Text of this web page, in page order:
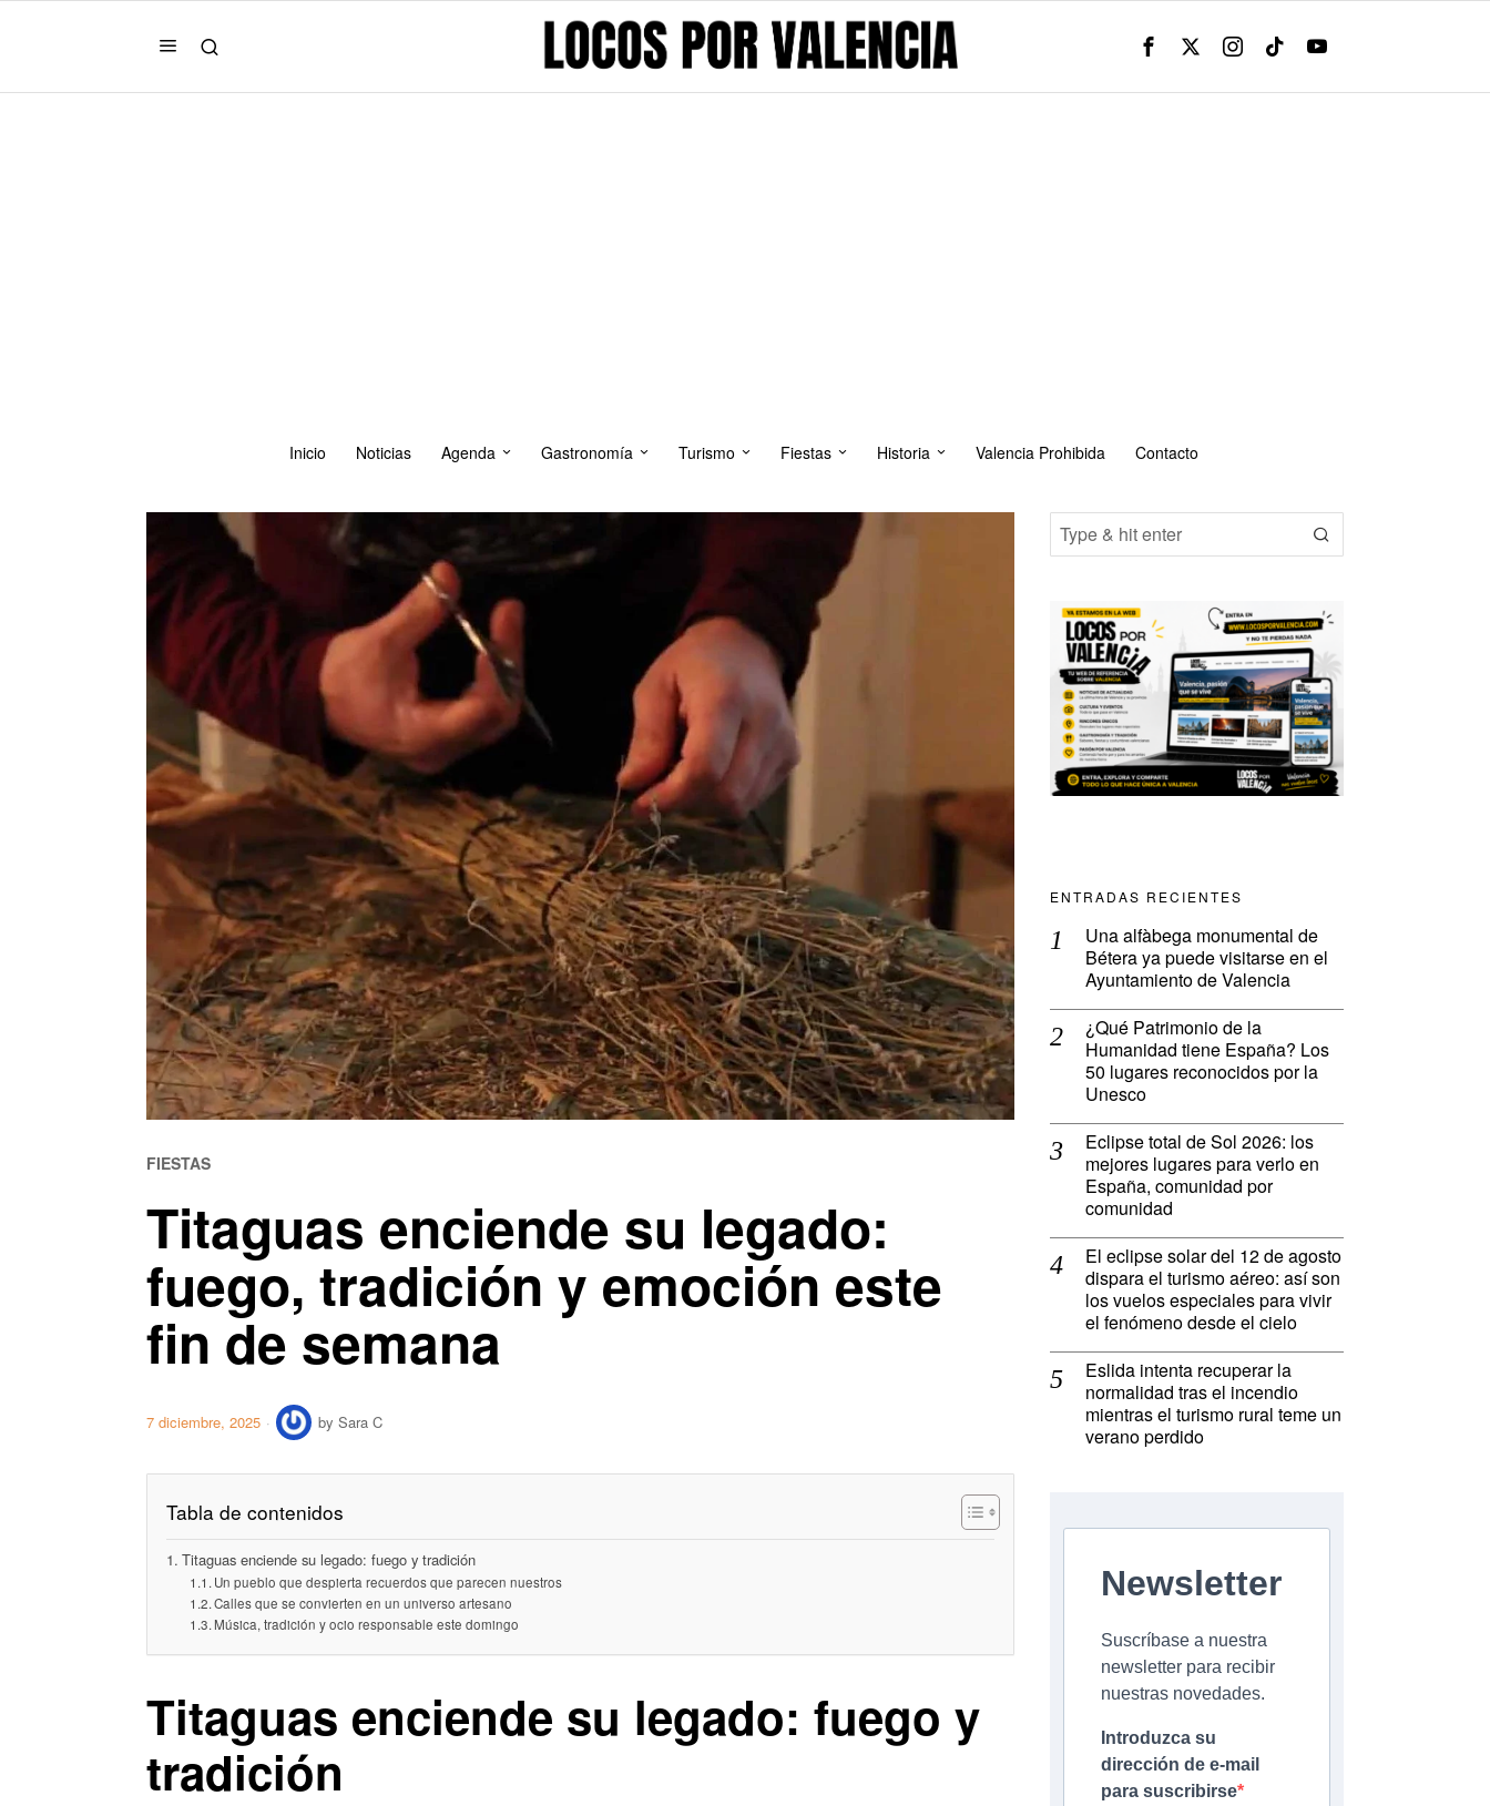
Inicio Noticias Agenda Gastronomía Turismo Fiestas Historia Valencia Prohibida Contacto
FIESTAS
Titaguas enciende su legado:
fuego, tradición y emoción este
fin de semana
7 diciembre, 2025 by Sara C
Tabla de contenidos
Titaguas enciende su legado: fuego y tradición
Un pueblo que despierta recuerdos que parecen nuestros
Calles que se convierten en un universo artesano
Música, tradición y ocio responsable este domingo
Titaguas enciende su legado: fuego y
tradición
ENTRADAS RECIENTES
Una alfàbega monumental de
Bétera ya puede visitarse en el
Ayuntamiento de Valencia
¿Qué Patrimonio de la
Humanidad tiene España? Los
50 lugares reconocidos por la
Unesco
Eclipse total de Sol 2026: los
mejores lugares para verlo en
España, comunidad por
comunidad
El eclipse solar del 12 de agosto
dispara el turismo aéreo: así son
los vuelos especiales para vivir
el fenómeno desde el cielo
Eslida intenta recuperar la
normalidad tras el incendio
mientras el turismo rural teme un
verano perdido
Newsletter
Suscríbase a nuestra
newsletter para recibir
nuestras novedades.
Introduzca su
dirección de e-mail
para suscribirse